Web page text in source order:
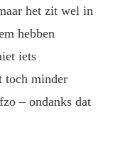
het zit wel in
hebben
iets
toch minder
– ondanks dat